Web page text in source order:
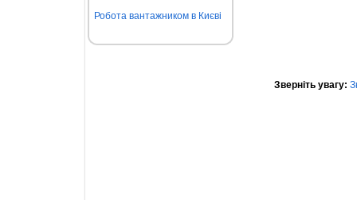
Робота вантажником в Києві
Зверніть увагу: